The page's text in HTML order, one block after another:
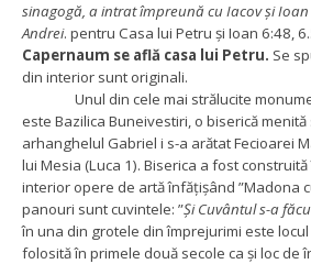
sinagogă, a intrat împreună cu Iacov şi
Andrei. pentru Casa lui Petru și Ioan 6:48,
Capernaum se află casa lui Petru. Se
din interior sunt originali.
Unul din cele mai strălucite
este Bazilica Buneivestiri, o biserică menită
arhanghelul Gabriel i s-a arătat Fecioarei
lui Mesia (Luca 1). Biserica a fost
interior opere de artă înfățișând ”Madona
panouri sunt cuvintele: ”Și Cuvântul s-a
în una din grotele din împrejurimi este
folosită în primele două secole ca și loc de